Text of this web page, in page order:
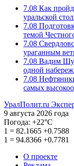
7.08 Как
уральской
7.08
темой
7.08
ураганным
7.08 Вадим
одной
7.08
самых
УралПолит.ru
9 августа 2026 года
Погода: +22°С
1 = 82.1665 +0.7588
1 = 94.8366 +0.7781
О проекте